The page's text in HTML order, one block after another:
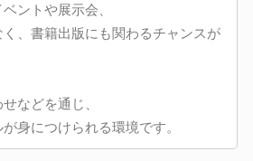
ントや展示会、
、書籍出版にも関わるチャンスが
などを通じ、
身につけられる環境です。